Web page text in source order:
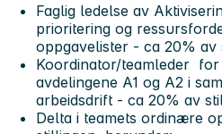
Faglig ledelse av
prioritering og
oppgavelister - ca 20% av
Koordinator/teamleder for
avdelingene A1 og A2 i
arbeidsdrift - ca 20% av
Delta i teamets ordinære